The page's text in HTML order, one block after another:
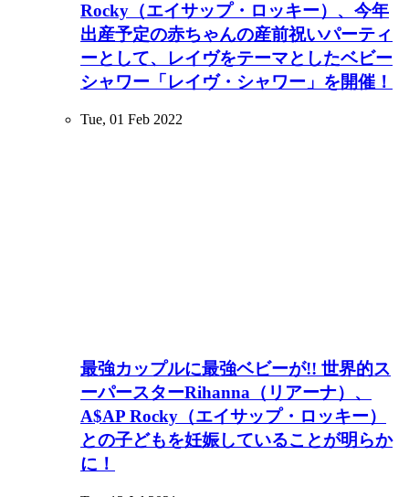
Rocky（エイサップ・ロッキー）、今年
出産予定の赤ちゃんの産前祝いパーティ
ーとして、レイヴをテーマとしたベビー
シャワー「レイヴ・シャワー」を開催！
Tue, 01 Feb 2022
最強カップルに最強ベビーが!! 世界的ス
ーパースターRihanna（リアーナ）、
A$AP Rocky（エイサップ・ロッキー）
との子どもを妊娠していることが明らか
に！